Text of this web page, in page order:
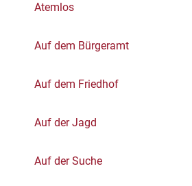
Atemlos
Auf dem Bürgeramt
Auf dem Friedhof
Auf der Jagd
Auf der Suche